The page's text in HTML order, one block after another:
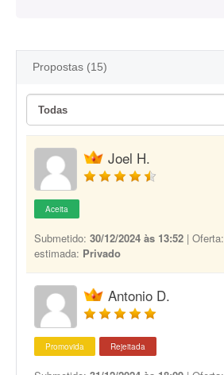
Propostas (15)
Joel H.
Aceita
Submetido: 30/12/2024 às 13:52 | Oferta:
estimada: Privado
Antonio D.
Promovida Rejeitada